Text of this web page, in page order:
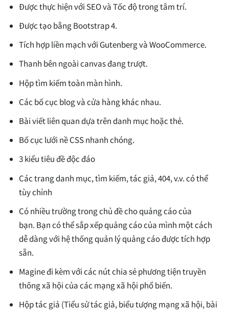
Được thực hiện với SEO và Tốc độ trong tâm trí.
Được tạo bằng Bootstrap 4.
Tích hợp liền mạch với Gutenberg và WooCommerce.
Thanh bên ngoài canvas đang trượt.
Hộp tìm kiếm toàn màn hình.
Các bố cục blog và cửa hàng khác nhau.
Bài viết liên quan dựa trên danh mục hoặc thẻ.
Bố cục lưới nề CSS nhanh chóng.
3 kiểu tiêu đề độc đáo
Các trang danh mục, tìm kiếm, tác giả, 404, v.v. có thể
tùy chỉnh
Có nhiều trường trong chủ đề cho quảng cáo của
bạn. Bạn có thể sắp xếp quảng cáo của mình một cách
dễ dàng với hệ thống quản lý quảng cáo được tích hợp
sẵn.
Magine đi kèm với các nút chia sẻ phương tiện truyền
thông xã hội của các mạng xã hội phổ biến.
Hộp tác giả (Tiểu sử tác giả, biểu tượng mạng xã hội, bài